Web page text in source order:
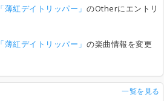
「薄紅デイトリッパー」 のOtherにエントリ
「薄紅デイトリッパー」 の楽曲情報を変更
一覧を見る